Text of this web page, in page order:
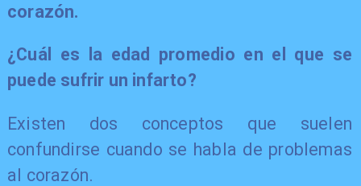
corazón.
¿Cuál es la edad promedio en el que se
puede sufrir un infarto?
Existen dos conceptos que suelen
confundirse cuando se habla de problemas
al corazón.